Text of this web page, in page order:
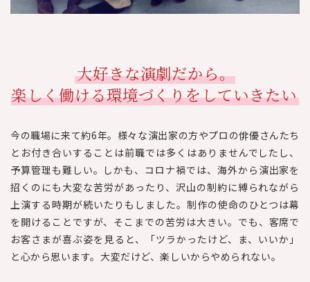
大好きな演劇だから。
楽しく働ける環境づくりをしていきたい
今の職場に来て約6年。様々な演出家の方やプロの俳優さんたち
とお付き合いすることは前職では多くはありませんでしたし、
予算管理も難しい。しかも、コロナ禍では、海外から演出家を
招くのにも大変な苦労があったり、沢山の制約に縛られながら
上演する時期が続いたりもしました。制作の使命のひとつは幕
を開けることですが、そこまでの苦労は大きい。でも、客席で
お客さまが喜ぶ姿を見ると、「ツラかったけど、ま、いいか」
と心から思います。大変だけど、楽しいからやめられない。